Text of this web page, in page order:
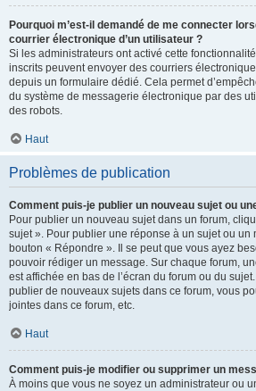
Pourquoi m’est-il demandé de me connecter
courrier électronique d’un utilisateur ?
Si les administrateurs ont activé cette
inscrits peuvent envoyer des courriers
depuis un formulaire dédié. Cela permet
du système de messagerie électronique par des
des robots.
Haut
Problèmes de publication
Comment puis-je publier un nouveau sujet ou
Pour publier un nouveau sujet dans un forum,
sujet ». Pour publier une réponse à un sujet ou un
bouton « Répondre ». Il se peut que vous ayez
pouvoir rédiger un message. Sur chaque forum,
est affichée en bas de l’écran du forum ou du
publier de nouveaux sujets dans ce forum, vous
jointes dans ce forum, etc.
Haut
Comment puis-je modifier ou supprimer un
À moins que vous ne soyez un administrateur ou